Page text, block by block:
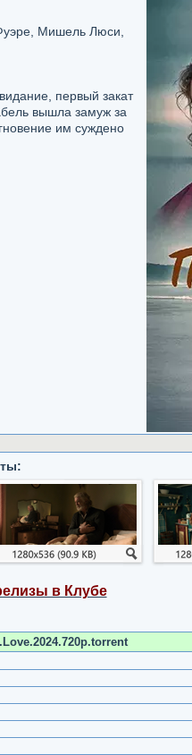
Мишель Люси,
первый закат
вышла замуж за
им суждено
в Клубе